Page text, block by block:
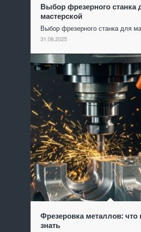
Выбор фрезерного станка
мастерской
Выбор фрезерного станка для
31.08.2025
Фрезеровка металлов: что
знать